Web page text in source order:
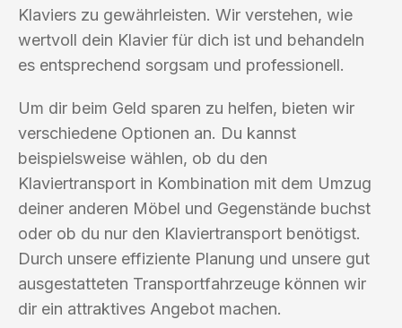
Klaviers zu gewährleisten. Wir verstehen, wie
wertvoll dein Klavier für dich ist und behandeln
es entsprechend sorgsam und professionell.
Um dir beim Geld sparen zu helfen, bieten wir
verschiedene Optionen an. Du kannst
beispielsweise wählen, ob du den
Klaviertransport in Kombination mit dem Umzug
deiner anderen Möbel und Gegenstände buchst
oder ob du nur den Klaviertransport benötigst.
Durch unsere effiziente Planung und unsere gut
ausgestatteten Transportfahrzeuge können wir
dir ein attraktives Angebot machen.